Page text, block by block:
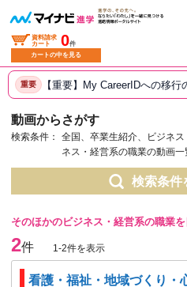
資料請求
カート
0件
カートの中を見る
重要 【重要】My CareerIDへの移行
動画からさがす
検索条件：
全国、卒業生紹介、ビジネ
ネス・経営系の職業の動画一
検索条件
そのほかのビジネス・経営系の職業
2件 1-2件を表示
看護・福祉・地域づくり・